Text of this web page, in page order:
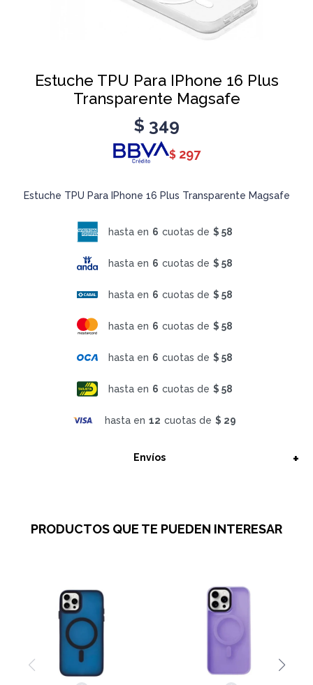
Estuche TPU Para IPhone 16 Plus
Transparente Magsafe
$ 349
$ 297
Estuche TPU Para IPhone 16 Plus Transparente Magsafe
hasta en 6 cuotas de $ 58
hasta en 6 cuotas de $ 58
hasta en 6 cuotas de $ 58
hasta en 6 cuotas de $ 58
hasta en 6 cuotas de $ 58
hasta en 6 cuotas de $ 58
hasta en 12 cuotas de $ 29
Envíos
PRODUCTOS QUE TE PUEDEN INTERESAR